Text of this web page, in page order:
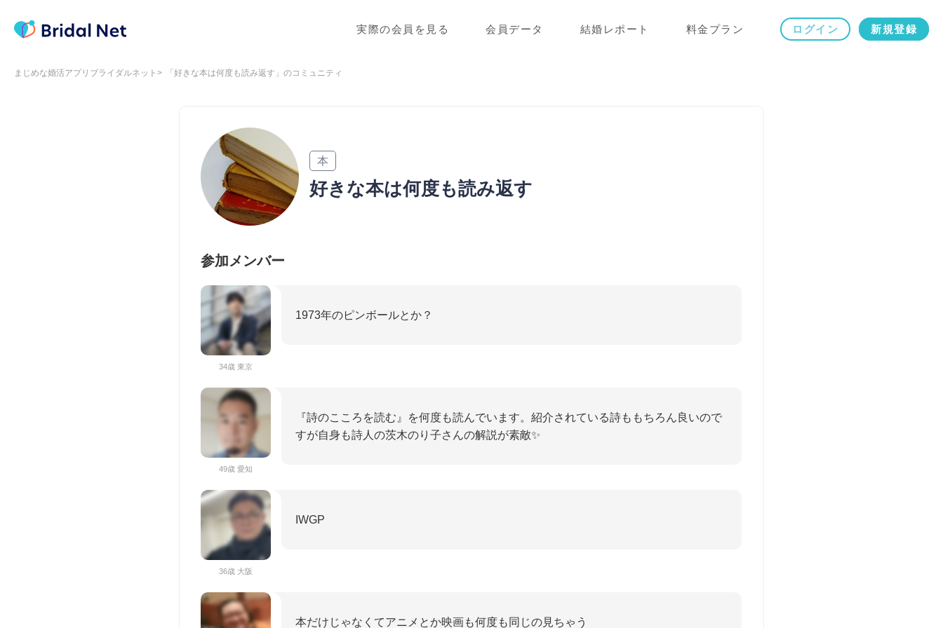
実際の会員を見る 会員データ 結婚レポート 料金プラン ログイン 新規登録
まじめな婚活アプリブライダルネット 「好きな本は何度も読み返す」のコミュニティ
本
好きな本は何度も読み返す
参加メンバー
34歳 東京
1973年のピンボールとか？
49歳 愛知
『詩のこころを読む』を何度も読んでいます。紹介されている詩ももちろん良いので
すが自身も詩人の茨木のり子さんの解説が素敵✨
36歳 大阪
IWGP
本だけじゃなくてアニメとか映画も何度も同じの見ちゃう